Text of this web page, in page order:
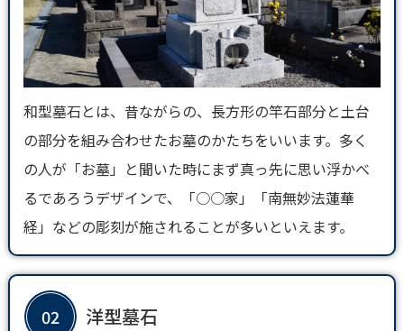
和型墓石とは、昔ながらの、長方形の竿石部分と土台
の部分を組み合わせたお墓のかたちをいいます。多く
の人が「お墓」と聞いた時にまず真っ先に思い浮かべ
るであろうデザインで、「○○家」「南無妙法蓮華
経」などの彫刻が施されることが多いといえます。
02 洋型墓石